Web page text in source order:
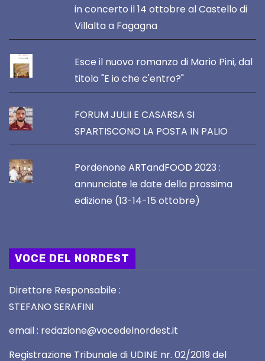
in concerto il 14 ottobre al Castello di
Villalta a Fagagna
Esce il nuovo romanzo di Mario Pini, dal
titolo "E io che c'entro?"
FORUM JULII E CASARSA SI
SPARTISCONO LA POSTA IN PALIO
Pordenone ARTandFOOD 2023 :
annunciate le date della prossima
edizione (13-14-15 ottobre)
VOCE DEL NORDEST
Direttore Responsabile :
STEFANO SERAFINI
email : redazione@vocedelnordest.it
Registrazione Tribunale di UDINE nr. 02/2019 del